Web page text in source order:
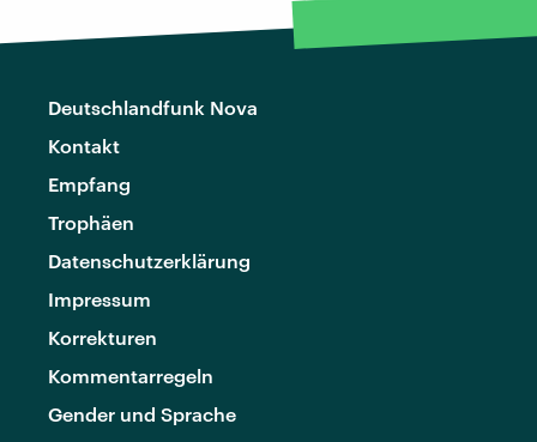
Deutschlandfunk Nova
Kontakt
Empfang
Trophäen
Datenschutzerklärung
Impressum
Korrekturen
Kommentarregeln
Gender und Sprache